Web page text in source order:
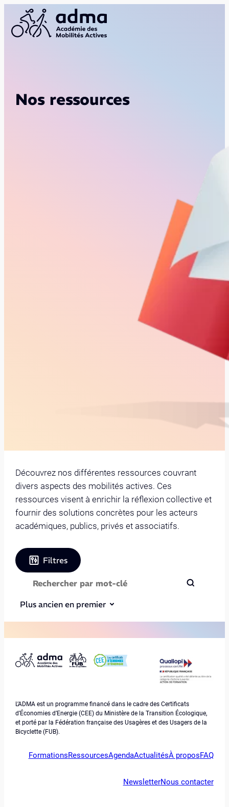
Nos ressources
Découvrez nos différentes ressources couvrant
divers aspects des mobilités actives. Ces
ressources visent à enrichir la réflexion collective et
fournir des solutions concrètes pour les acteurs
académiques, publics, privés et associatifs.
Filtres
Plus ancien en premier
L’ADMA est un programme financé dans le cadre des Certificats
d’Économies d’Energie (CEE) du Ministère de la Transition Écologique,
et porté par la Fédération française des Usagères et des Usagers de la
Bicyclette (FUB).
FormationsRessourcesAgendaActualitésÀ proposFAQ
NewsletterNous contacter